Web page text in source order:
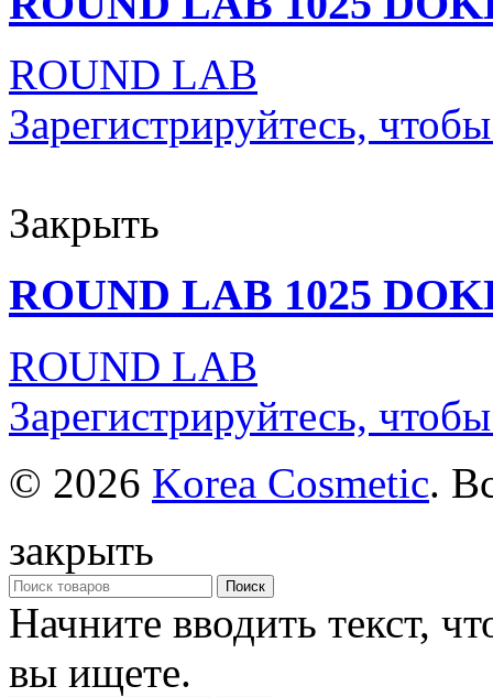
ROUND LAB
Зарегистрируйтесь,
Закрыть
ROUND LAB 1025
ROUND LAB
Зарегистрируйтесь,
© 2026 Korea Cosmetic.
закрыть
Поиск
Начните вводить текст,
вы ищете.